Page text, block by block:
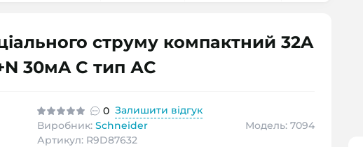
струму компактний 32A
30мA C тип АC
0 Залишити відгук
Виробник: Schneider
Модель: 7094
Артикул: R9D87632